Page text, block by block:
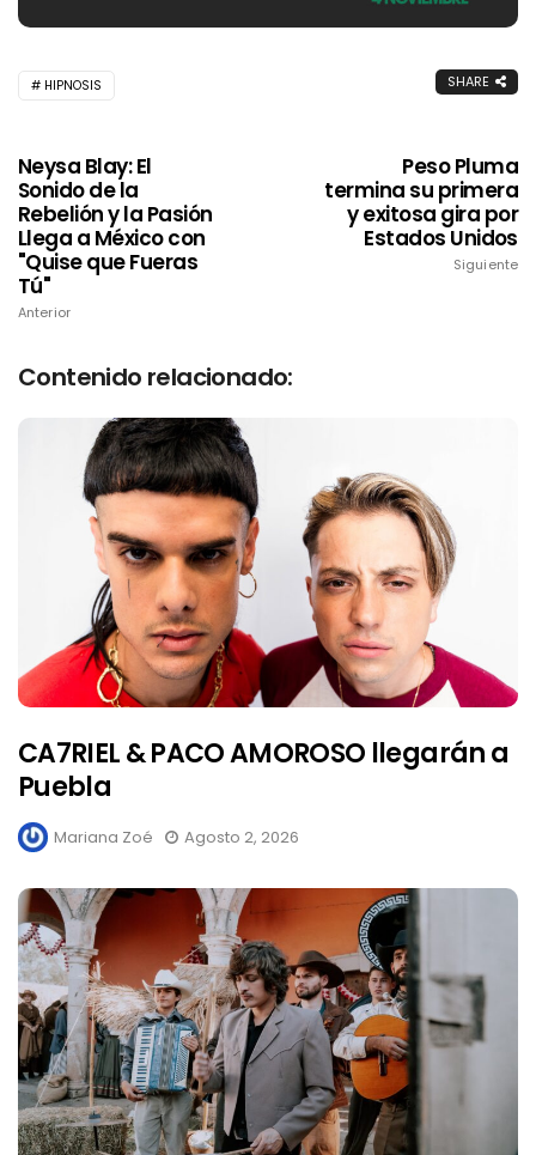
HIPNOSIS SHARE
Neysa Blay: El
Sonido de la
Rebelión y la Pasión
Llega a México con
"Quise que Fueras
Tú"
Anterior
Peso Pluma
termina su primera
y exitosa gira por
Estados Unidos
Siguiente
Contenido relacionado:
CA7RIEL & PACO AMOROSO llegarán a
Puebla
Mariana Zoé Agosto 2, 2026